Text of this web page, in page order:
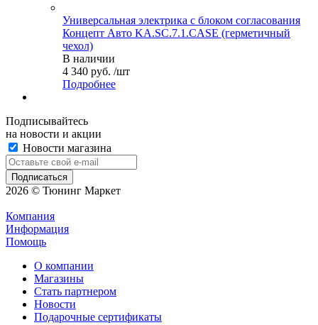
Универсальная электрика с блоком согласования
Концепт Авто KA.SC.7.1.CASE (герметичный
чехол)
В наличии
4 340 руб. /шт
Подробнее
Подписывайтесь
на новости и акции
Новости магазина
2026 © Тюнинг Маркет
Компания
Информация
Помощь
О компании
Магазины
Стать партнером
Новости
Подарочные сертификаты